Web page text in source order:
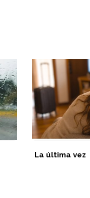
La última vez